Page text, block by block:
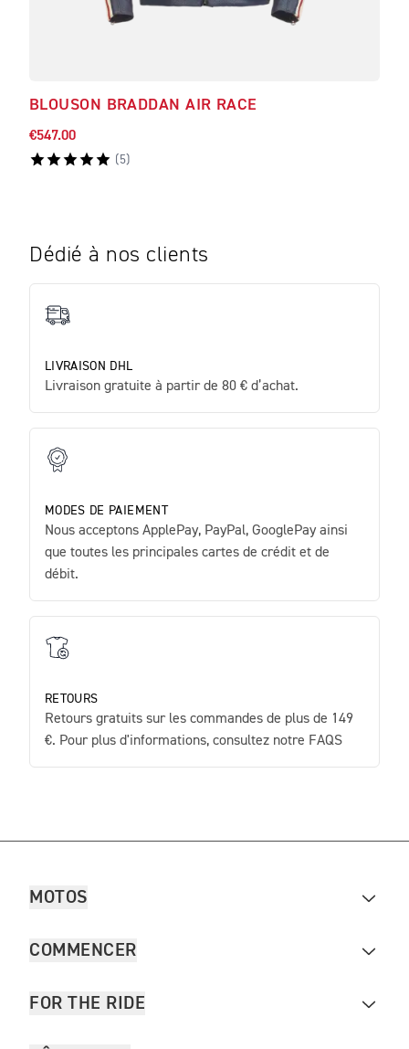
BLOUSON BRADDAN AIR RACE
€547.00
( 5)
Dédié à nos clients
LIVRAISON DHL
Livraison gratuite à partir de 80 € d’achat.
MODES DE PAIEMENT
Nous acceptons ApplePay, PayPal, GooglePay ainsi
que toutes les principales cartes de crédit et de
débit.
RETOURS
Retours gratuits sur les commandes de plus de 149
€. Pour plus d'informations, consultez notre FAQS
MOTOS
COMMENCER
FOR THE RIDE